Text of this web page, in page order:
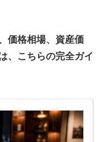
価格相場、資産価
、こちらの完全ガイ